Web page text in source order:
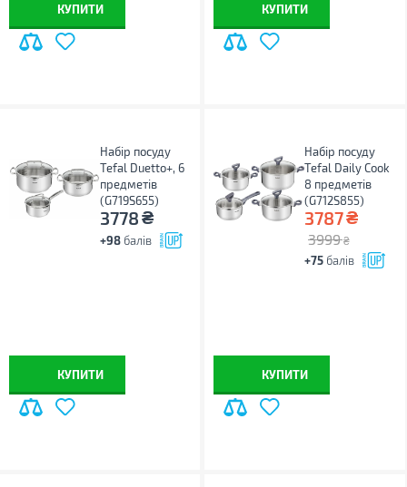
КУПИТИ КУПИТИ
Набір посуду
Tefal Duetto+, 6
предметів
(G719S655)
3778₴
+98 балів
КУПИТИ
Набір посуду
Tefal Daily Cook
8 предметів
(G712S855)
3787₴
3999 ₴
+75 балів
КУПИТИ